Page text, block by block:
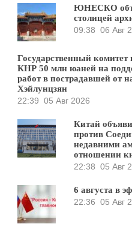
ЮНЕСКО
столицей
09:38 06 Авг
Государственный
КНР 50 млн юаней на
работ в пострадавшей от
Хэйлунцзян
22:39 05 Авг 2026
Китай
против
недавними
отношении
22:38 05 Авг
6 августа в
22:36 05 Авг